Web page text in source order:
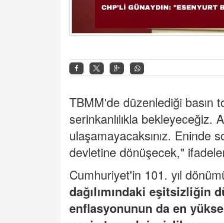
TBMM'de düzenlediği basın
serinkanlılıkla bekleyeceğiz.
ulaşamayacaksınız. Eninde
devletine dönüşecek,"
Cumhuriyet'in 101. yıl
dağılımındaki eşitsizliğin
enflasyonunun da en